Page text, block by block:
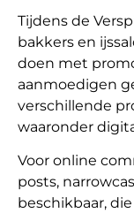
Tijdens de
bakkers en
doen met
aanmoedigen
verschillende
waaronder
Voor online
posts,
beschikbaar,